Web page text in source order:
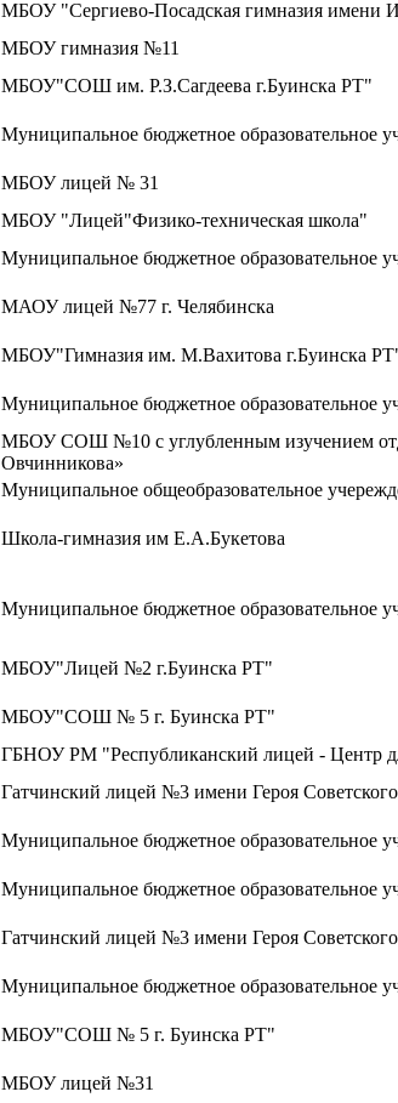
МБОУ "Сергиево-Посадская гимназия имени
МБОУ гимназия №11
МБОУ"СОШ им. Р.З.Сагдеева г.Буинска РТ"
Муниципальное бюджетное образовательное
МБОУ лицей № 31
МБОУ "Лицей"Физико-техническая школа"
Муниципальное бюджетное образовательное
МАОУ лицей №77 г. Челябинска
МБОУ"Гимназия им. М.Вахитова г.Буинска
Муниципальное бюджетное
МБОУ СОШ №10 с углубленным изучением
Овчинникова»
Муниципальное общеобразовательное
Школа-гимназия им Е.А.Букетова
Муниципальное бюджетное образовательное
МБОУ"Лицей №2 г.Буинска РТ"
МБОУ"СОШ № 5 г. Буинска РТ"
ГБНОУ РМ "Республиканский лицей - Центр
Гатчинский лицей №3 имени Героя
Муниципальное бюджетное образовательное
Муниципальное бюджетное
Гатчинский лицей №3 имени Героя
Муниципальное бюджетное образовательное
МБОУ"СОШ № 5 г. Буинска РТ"
МБОУ лицей №31